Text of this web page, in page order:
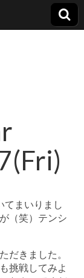
てまいりまし
（笑）テンシ
だきました。
挑戦してみよ